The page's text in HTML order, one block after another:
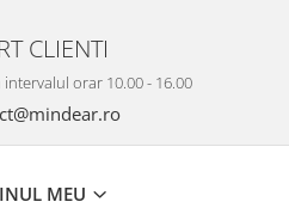
CLIENTI
orar 10.00 - 16.00
MEU